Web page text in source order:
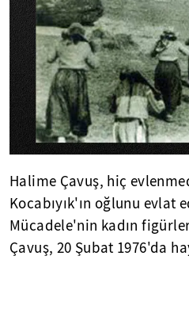
Halime Çavuş, hiç
Kocabıyık'ın oğlunu evlat
Mücadele'nin kadın
Çavuş, 20 Şubat 1976'da